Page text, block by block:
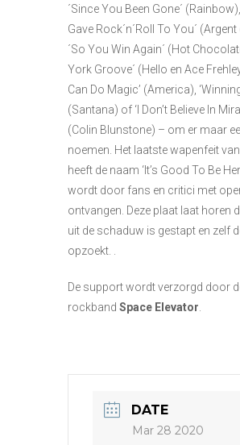
´Since You Been Gone´
Gave Rock´n´Roll To You´
´So You Win Again´ (Hot
York Groove´ (Hello en Ace
Can Do Magic’ (America),
(Santana) of ‘I Don’t Believe In
(Colin Blunstone) – om er maar
noemen. Het laatste wapenfeit
heeft de naam ‘It’s Good To Be
wordt door fans en critici met
ontvangen. Deze plaat laat horen
uit de schaduw is gestapt en zelf
opzoekt. .
De support wordt verzorgd door
rockband Space Elevator.
DATE
Mar 28 2020